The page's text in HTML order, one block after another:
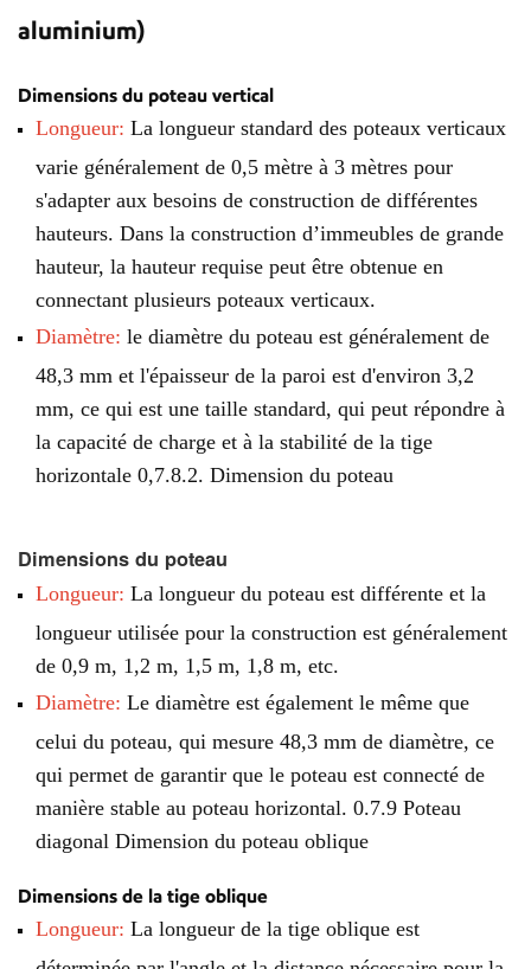
aluminium)
Dimensions du poteau vertical
Longueur: La longueur standard des poteaux verticaux
varie généralement de 0,5 mètre à 3 mètres pour
s'adapter aux besoins de construction de différentes
hauteurs. Dans la construction d’immeubles de grande
hauteur, la hauteur requise peut être obtenue en
connectant plusieurs poteaux verticaux.
Diamètre: le diamètre du poteau est généralement de
48,3 mm et l'épaisseur de la paroi est d'environ 3,2
mm, ce qui est une taille standard, qui peut répondre à
la capacité de charge et à la stabilité de la tige
horizontale 0,7.8.2. Dimension du poteau
Dimensions du poteau
Longueur: La longueur du poteau est différente et la
longueur utilisée pour la construction est généralement
de 0,9 m, 1,2 m, 1,5 m, 1,8 m, etc.
Diamètre: Le diamètre est également le même que
celui du poteau, qui mesure 48,3 mm de diamètre, ce
qui permet de garantir que le poteau est connecté de
manière stable au poteau horizontal. 0.7.9 Poteau
diagonal Dimension du poteau oblique
Dimensions de la tige oblique
Longueur: La longueur de la tige oblique est